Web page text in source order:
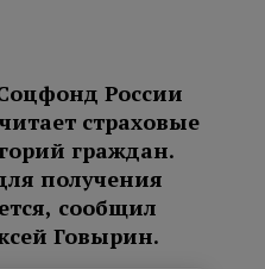
России
страховые
граждан.
получения
сообщил
Говырин.